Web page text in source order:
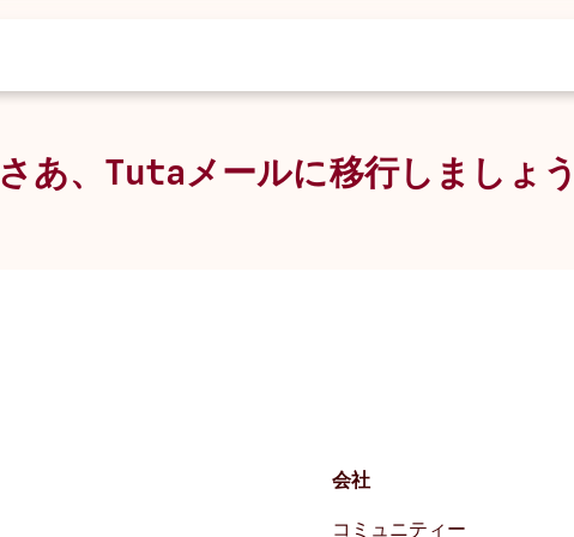
さあ、Tutaメールに移行しましょ
会社
コミュニティー